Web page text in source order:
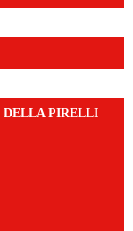
DELLA PIRELLI